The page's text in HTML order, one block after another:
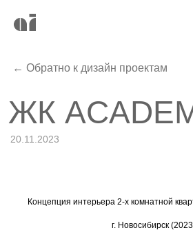
← Обратно к дизайн проектам
ЖК
20.11.2023
Концепция интерьера 2-x комнатной
г. Новосибирск